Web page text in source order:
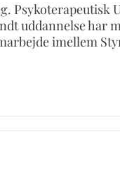
Psykoterapeutisk
uddannelse har
imellem